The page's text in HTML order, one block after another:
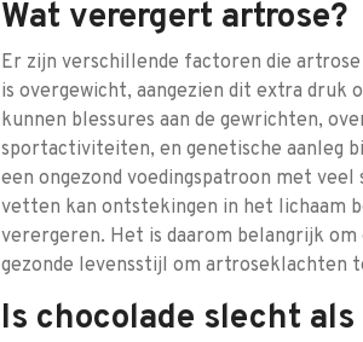
Wat verergert artrose?
Er zijn verschillende factoren die
is overgewicht, aangezien dit extra druk
kunnen blessures aan de gewrichten,
sportactiviteiten, en genetische aanleg
een ongezond voedingspatroon met
vetten kan ontstekingen in het lichaam
verergeren. Het is daarom belangrijk
gezonde levensstijl om artroseklachten
Is chocolade slecht